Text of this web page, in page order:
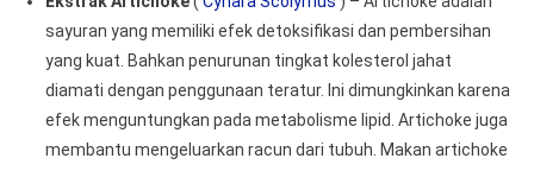
sayuran yang memiliki efek detoksifikasi dan pembersihan
yang kuat. Bahkan penurunan tingkat kolesterol jahat
diamati dengan penggunaan teratur. Ini dimungkinkan karena
efek menguntungkan pada metabolisme lipid. Artichoke juga
membantu mengeluarkan racun dari tubuh. Makan artichoke